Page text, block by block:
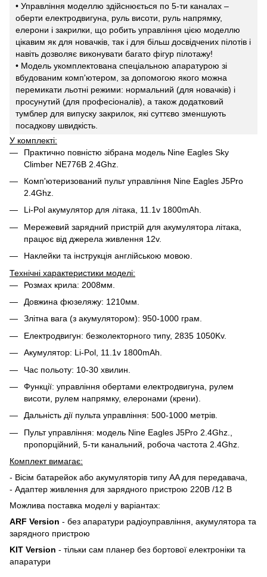
• Управління моделлю здійснюється по 5-ти каналах –
оберти електродвигуна, руль висоти, руль напрямку,
елерони і закрилки, що робить управління цією моделлю
цікавим як для новачків, так і для більш досвідчених пілотів і
навіть дозволяє виконувати багато фігур пілотажу!
• Модель укомплектована спеціальною апаратурою зі
вбудованим комп'ютером, за допомогою якого можна
перемикати льотні режими: нормальний (для новачків) і
просунутий (для професіоналів), а також додатковий
тумблер для випуску закрилок, які суттєво зменшують
посадкову швидкість.
У комплекті:
Практично повністю зібрана модель Nine Eagles Sky
Climber NE776B 2.4Ghz.
Комп'ютеризований пульт управління Nine Eagles J5Pro
2.4Ghz.
Li-Pol акумулятор для літака, 11.1v 1800mAh.
Мережевий зарядний пристрій для акумулятора літака,
працює від джерела живлення 12v.
Наклейки та інструкція англійською мовою.
Технічні характеристики моделі:
Розмах крила: 2008мм.
Довжина фюзеляжу: 1210мм.
Злітна вага (з акумулятором): 950-1000 грам.
Електродвигун: безколекторного типу, 2835 1050Kv.
Акумулятор: Li-Pol, 11.1v 1800mAh.
Час польоту: 10-30 хвилин.
Функції: управління обертами електродвигуна, рулем
висоти, рулем напрямку, елеронами (крени).
Дальність дії пульта управління: 500-1000 метрів.
Пульт управління: модель Nine Eagles J5Pro 2.4Ghz.,
пропорційний, 5-ти канальний, робоча частота 2.4Ghz.
Комплект вимагає:
- Вісім батарейок або акумуляторів типу AA для передавача,
- Адаптер живлення для зарядного пристрою 220В /12 В
Можлива поставка моделі у варіантах:
ARF Version - без апаратури радіоуправління, акумулятора та
зарядного пристрою
KIT Version - тільки сам планер без бортової електроніки та
апаратури